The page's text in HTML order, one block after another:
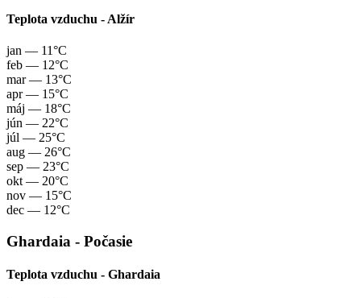
Teplota vzduchu - Alžír
jan — 11°C
feb — 12°C
mar— 13°C
apr— 15°C
máj — 18°C
jún — 22°C
júl — 25°C
aug — 26°C
sep — 23°C
okt— 20°C
nov — 15°C
dec — 12°C
Ghardaia - Počasie
Teplota vzduchu - Ghardaia